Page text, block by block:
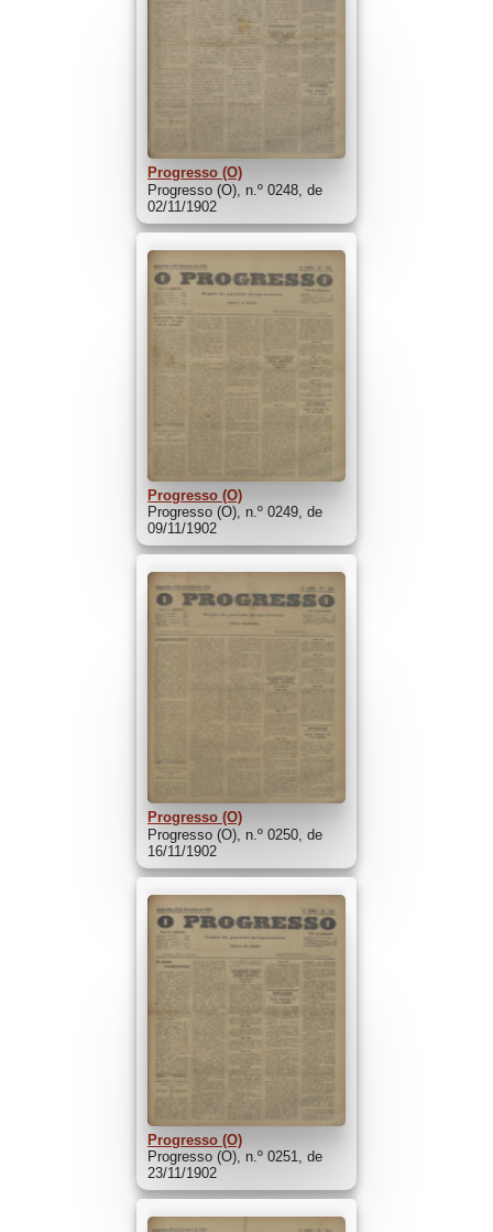
Progresso (O)
Progresso (O), n.º 0248, de
02/11/1902
Progresso (O)
Progresso (O), n.º 0249, de
09/11/1902
Progresso (O)
Progresso (O), n.º 0250, de
16/11/1902
Progresso (O)
Progresso (O), n.º 0251, de
23/11/1902